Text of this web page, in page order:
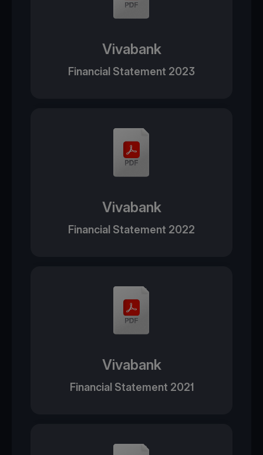
Vivabank
Financial Statement 2023
Vivabank
Financial Statement 2022
Vivabank
Financial Statement 2021